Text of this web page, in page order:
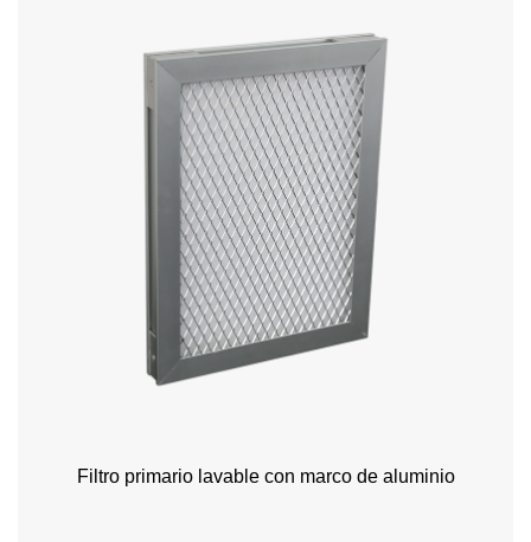
Filtro primario lavable con marco de aluminio